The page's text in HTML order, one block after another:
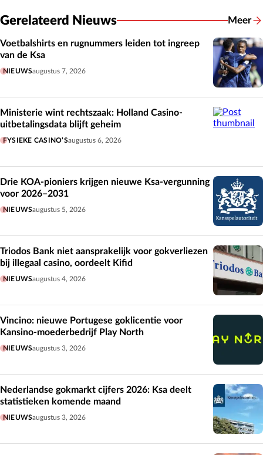
Gerelateerd Nieuws Meer
Voetbalshirts en rugnummers leiden tot ingreep
van de Ksa
NIEUWSaugustus 7, 2026
Ministerie wint rechtszaak: Holland Casino-
uitbetalingsdata blijft geheim
FYSIEKE CASINO’Saugustus 6, 2026
Drie KOA-pioniers krijgen nieuwe Ksa-vergunning
voor 2026–2031
NIEUWSaugustus 5, 2026
Triodos Bank niet aansprakelijk voor gokverliezen
bij illegaal casino, oordeelt Kifid
NIEUWSaugustus 4, 2026
Vincino: nieuwe Portugese goklicentie voor
Kansino-moederbedrijf Play North
NIEUWSaugustus 3, 2026
Nederlandse gokmarkt cijfers 2026: Ksa deelt
statistieken komende maand
NIEUWSaugustus 3, 2026